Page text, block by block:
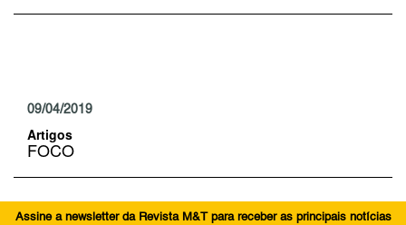
09/04/2019
Artigos
FOCO
Assine a newsletter da Revista M&T para receber as principais notícias